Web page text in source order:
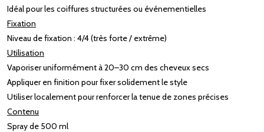
Idéal pour les coiffures structurées ou événementielles
Fixation
Niveau de fixation : 4/4 (très forte / extrême)
Utilisation
Vaporiser uniformément à 20–30 cm des cheveux secs
Appliquer en finition pour fixer solidement le style
Utiliser localement pour renforcer la tenue de zones précises
Contenu
Spray de 500 ml